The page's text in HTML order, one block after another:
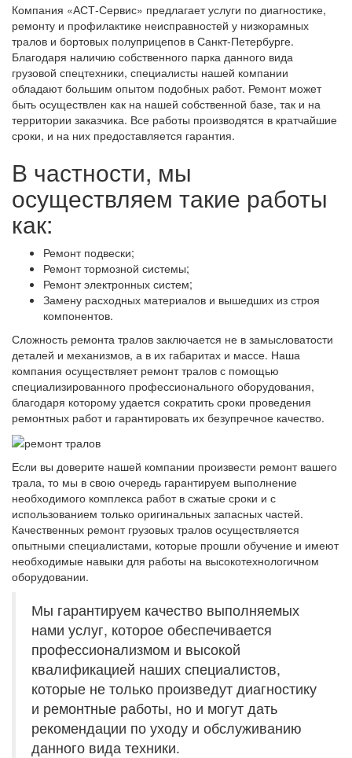
Компания «АСТ-Сервис» предлагает услуги по диагностике,
ремонту и профилактике неисправностей у низкорамных
тралов и бортовых полуприцепов в Санкт-Петербурге.
Благодаря наличию собственного парка данного вида
грузовой спецтехники, специалисты нашей компании
обладают большим опытом подобных работ. Ремонт может
быть осуществлен как на нашей собственной базе, так и на
территории заказчика. Все работы производятся в кратчайшие
сроки, и на них предоставляется гарантия.
В частности, мы
осуществляем такие работы
как:
Ремонт подвески;
Ремонт тормозной системы;
Ремонт электронных систем;
Замену расходных материалов и вышедших из строя
компонентов.
Сложность ремонта тралов заключается не в замысловатости
деталей и механизмов, а в их габаритах и массе. Наша
компания осуществляет ремонт тралов с помощью
специализированного профессионального оборудования,
благодаря которому удается сократить сроки проведения
ремонтных работ и гарантировать их безупречное качество.
Если вы доверите нашей компании произвести ремонт вашего
трала, то мы в свою очередь гарантируем выполнение
необходимого комплекса работ в сжатые сроки и с
использованием только оригинальных запасных частей.
Качественных ремонт грузовых тралов осуществляется
опытными специалистами, которые прошли обучение и имеют
необходимые навыки для работы на высокотехнологичном
оборудовании.
Мы гарантируем качество выполняемых
нами услуг, которое обеспечивается
профессионализмом и высокой
квалификацией наших специалистов,
которые не только произведут диагностику
и ремонтные работы, но и могут дать
рекомендации по уходу и обслуживанию
данного вида техники.